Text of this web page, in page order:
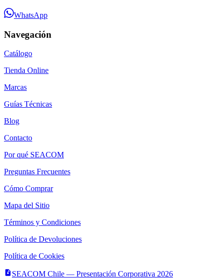
WhatsApp
Navegación
Catálogo
Tienda Online
Marcas
Guías Técnicas
Blog
Contacto
Por qué SEACOM
Preguntas Frecuentes
Cómo Comprar
Mapa del Sitio
Términos y Condiciones
Política de Devoluciones
Política de Cookies
SEACOM Chile — Presentación Corporativa 2026